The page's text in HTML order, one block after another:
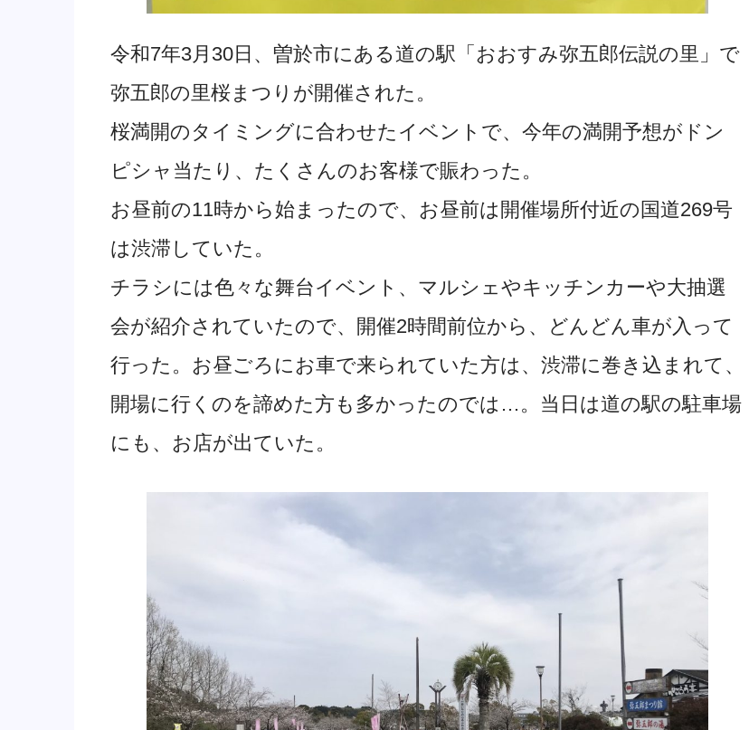
令和7年3月30日、曽於市にある道の駅「おおすみ弥五郎伝説の里」で
弥五郎の里桜まつりが開催された。
桜満開のタイミングに合わせたイベントで、今年の満開予想がドン
ピシャ当たり、たくさんのお客様で賑わった。
お昼前の11時から始まったので、お昼前は開催場所付近の国道269号
は渋滞していた。
チラシには色々な舞台イベント、マルシェやキッチンカーや大抽選
会が紹介されていたので、開催2時間前位から、どんどん車が入って
行った。お昼ごろにお車で来られていた方は、渋滞に巻き込まれて、
開場に行くのを諦めた方も多かったのでは…。当日は道の駅の駐車場
にも、お店が出ていた。